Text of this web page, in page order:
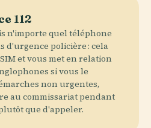
112
n'importe quel téléphone
d'urgence policière : cela
et vous met en relation
si vous le
non urgentes,
au commissariat pendant
que d'appeler.